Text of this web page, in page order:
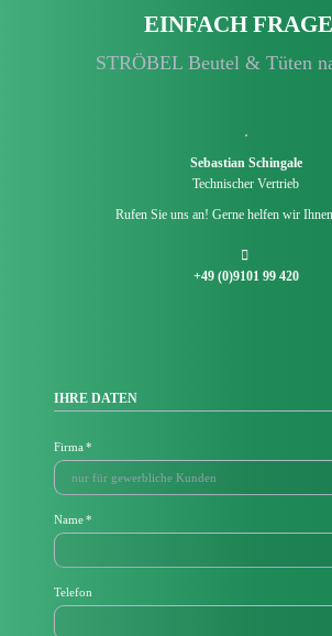
EINFACH
STRÖBEL Beutel & Tüten
Sebastian Schingale
Technischer Vertrieb
Rufen Sie uns an! Gerne helfen wir
+49 (0)9101 99 420
IHRE DATEN
Pflichtfeld
Firma *
Pflichtfeld
Name*
Telefon